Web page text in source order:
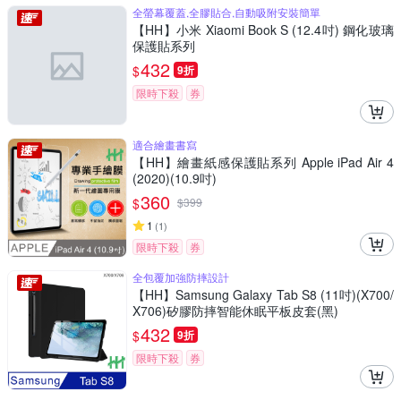
全螢幕覆蓋,全膠貼合,自動吸附安裝簡單
【HH】小米 Xiaomi Book S (12.4吋) 鋼化玻璃
保護貼系列
$432 9折
限時下殺 券
適合繪畫書寫
【HH】繪畫紙感保護貼系列 Apple iPad Air 4
(2020)(10.9吋)
$360 $399
1 (1)
限時下殺
券
全包覆加強防摔設計
【HH】Samsung Galaxy Tab S8 (11吋)(X700/
X706)矽膠防摔智能休眠平板皮套(黑)
$432 9折
限時下殺 券